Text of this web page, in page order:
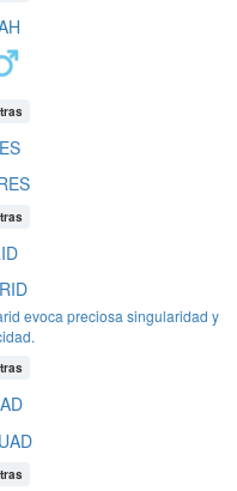
evoca preciosa singularidad y